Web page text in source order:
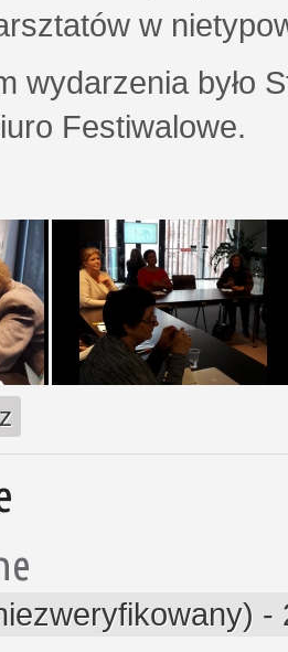
w
wydarzenia było
Festiwalowe.
-